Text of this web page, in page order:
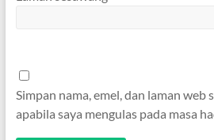
Simpan nama, emel, dan laman web
apabila saya mengulas pada masa